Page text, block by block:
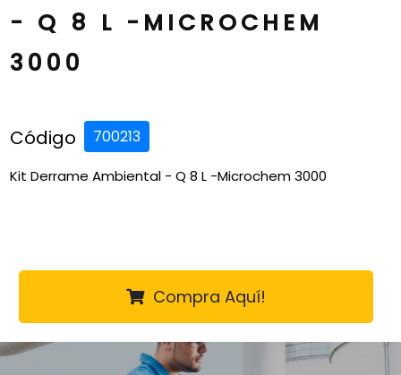
- Q 8 L -MICROCHEM
3000
Código 700213
Kit Derrame Ambiental - Q 8 L -Microchem 3000
Compra Aquí!